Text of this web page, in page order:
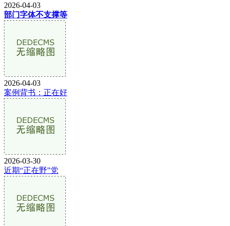
2026-04-03
部门字体不支撑等
2026-04-03
案例背书：正在好
2026-03-30
近期“正在野”党